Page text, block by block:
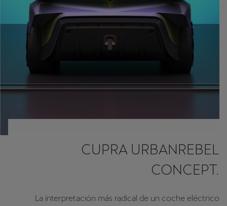
CUPRA URBANREBEL
CONCEPT.
La interpretación más radical de un coche eléctrico